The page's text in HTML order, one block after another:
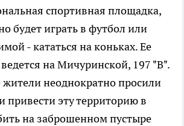
спортивная площадка,
будет играть в футбол или
- кататься на коньках. Ее
ведется на Мичуринской, 197 "В".
неоднократно просили
привести эту территорию в
на заброшенном пустыре